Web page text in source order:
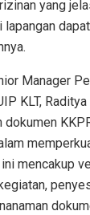
yang
lapangan
Manager
KLT,
dokumen
mencakup